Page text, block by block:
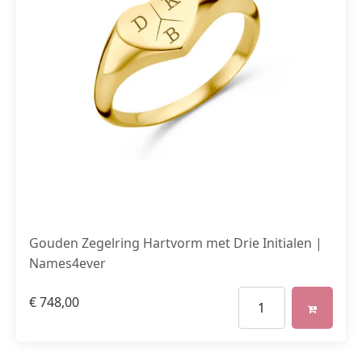
Gouden Zegelring Hartvorm met Drie Initialen |
Names4ever
€748,00